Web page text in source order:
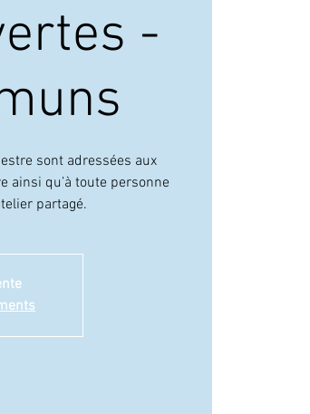
-
sont adressées aux
ainsi qu’à toute personne
partagé.